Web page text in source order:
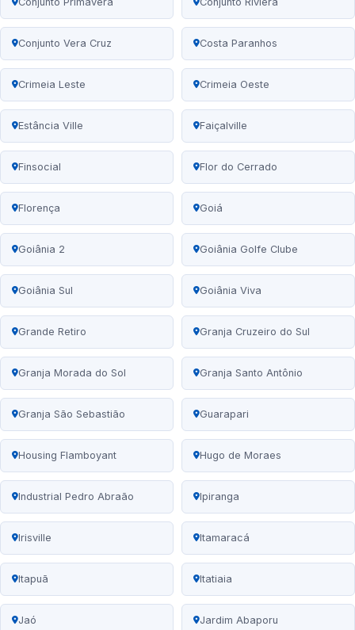
Conjunto Vera Cruz Costa Paranhos
Crimeia Leste Crimeia Oeste
Estância Ville Faiçalville
Finsocial Flor do Cerrado
Florença Goiá
Goiânia 2 Goiânia Golfe Clube
Goiânia Sul Goiânia Viva
Grande Retiro Granja Cruzeiro do Sul
Granja Morada do Sol Granja Santo Antônio
Granja São Sebastião Guarapari
Housing Flamboyant Hugo de Moraes
Industrial Pedro Abraão Ipiranga
Irisville Itamaracá
Itapuã Itatiaia
Jaó Jardim Abaporu